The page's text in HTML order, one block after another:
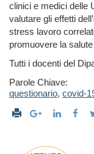
clinici e medici delle
valutare gli effetti
stress lavoro
promuovere la
Tutti i docenti del
Parole Chiave:
questionario, covid-